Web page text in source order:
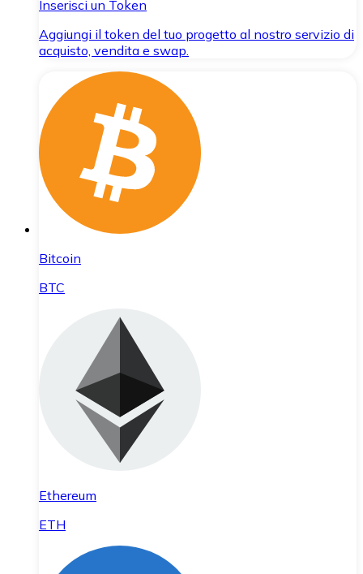
Inserisci un Token
Aggiungi il token del tuo progetto al nostro servizio di
acquisto, vendita e swap.
Bitcoin
BTC
Ethereum
ETH